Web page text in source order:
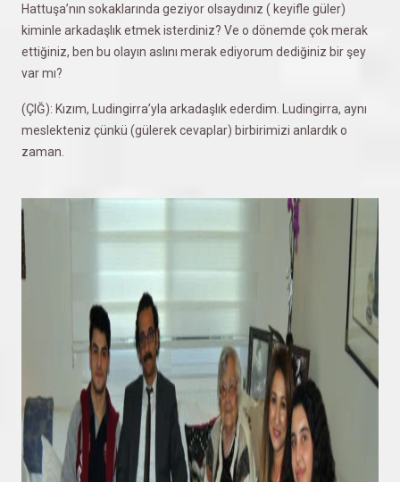
Hattuşa’nın sokaklarında geziyor olsaydınız ( keyifle güler)
kiminle arkadaşlık etmek isterdiniz? Ve o dönemde çok merak
ettiğiniz, ben bu olayın aslını merak ediyorum dediğiniz bir şey
var mı?
(ÇIĞ): Kızım, Ludingirra’yla arkadaşlık ederdim. Ludingirra, aynı
meslekteniz çünkü (gülerek cevaplar) birbirimizi anlardık o
zaman.